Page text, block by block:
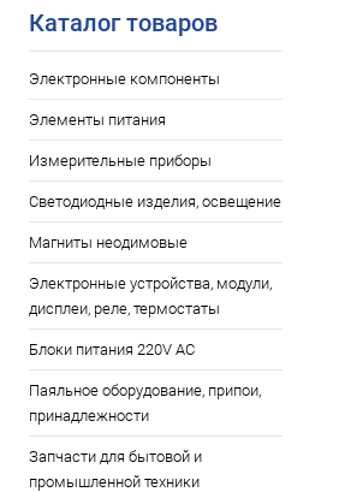
Каталог товаров
Электронные компоненты
Элементы питания
Измерительные приборы
Светодиодные изделия, освещение
Магниты неодимовые
Электронные устройства, модули,
дисплеи, реле, термостаты
Блоки питания 220V AC
Паяльное оборудование, припои,
принадлежности
Запчасти для бытовой и
промышленной техники